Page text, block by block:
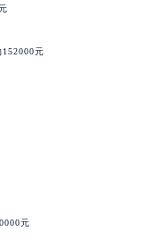
元
元